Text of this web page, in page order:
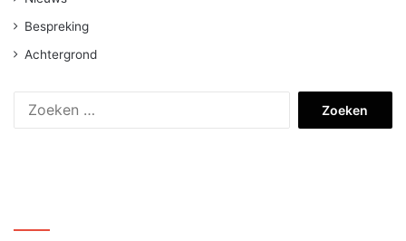
Bespreking
Achtergrond